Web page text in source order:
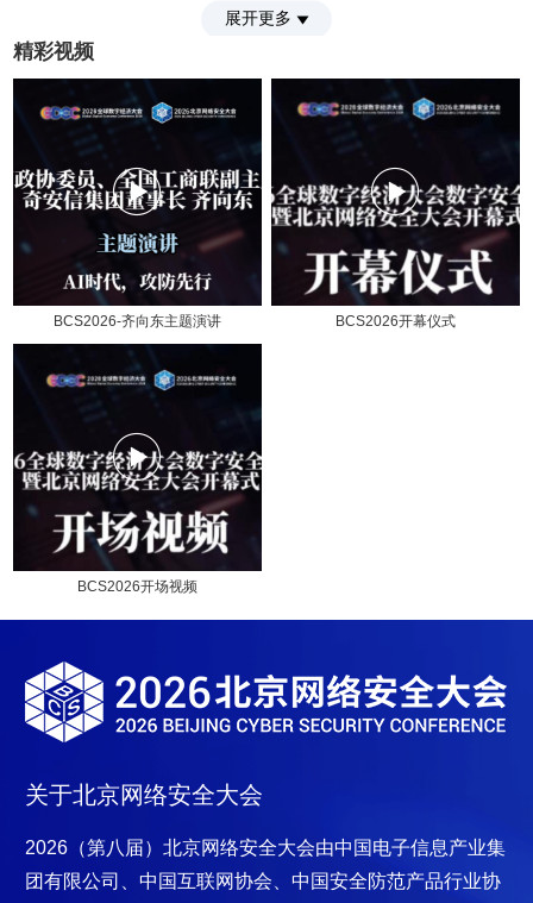
展开更多
精彩视频
BCS2026-齐向东主题演讲 BCS2026开幕仪式
BCS2026开场视频
关于北京网络安全大会
2026（第八届）北京网络安全大会由中国电子信息产业集
团有限公司、中国互联网协会、中国安全防范产品行业协